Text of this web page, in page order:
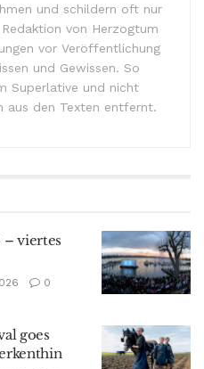
und schildern oft nur
von Herzogtum
vor Veröffentlichung
und Gewissen. So
Superlative und nicht
aus den Texten entfernt.
viertes
0
goes